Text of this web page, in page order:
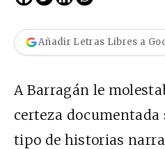
Añadir Letras Libres a
A Barragán le
certeza documentada
tipo de historias